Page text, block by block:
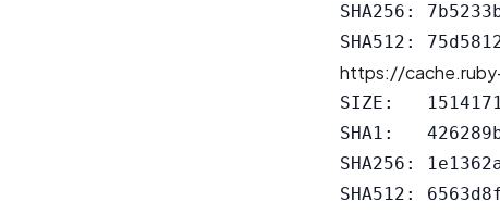
SHA256:
https://
SIZE:
SHA1:
SHA256: